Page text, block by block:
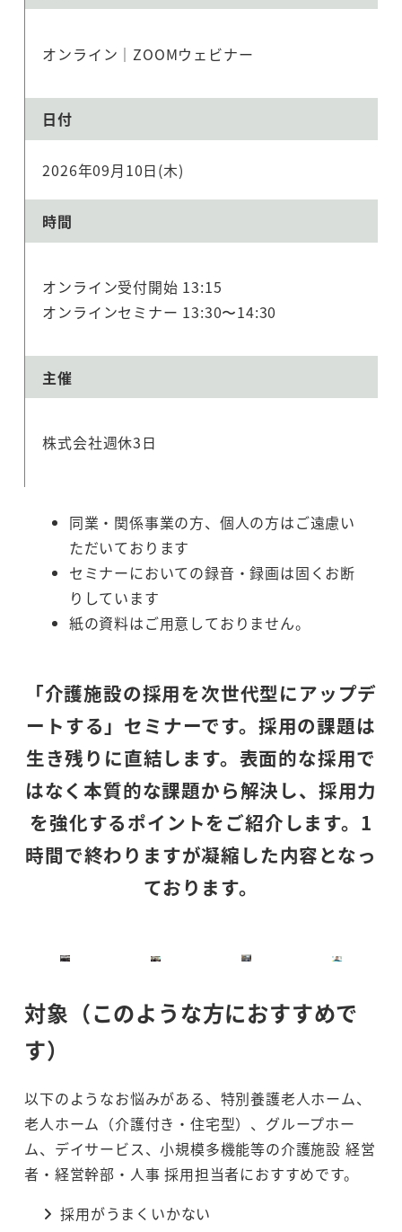
オンライン｜ZOOMウェビナー
日付
2026年09月10日(木)
時間
オンライン受付開始 13:15
オンラインセミナー 13:30〜14:30
主催
株式会社週休3日
同業・関係事業の方、個人の方はご遠慮い
ただいております
セミナーにおいての録音・録画は固くお断
りしています
紙の資料はご用意しておりません。
「介護施設の採用を次世代型にアップデ
ートする」セミナーです。採用の課題は
生き残りに直結します。表面的な採用で
はなく本質的な課題から解決し、採用力
を強化するポイントをご紹介します。1
時間で終わりますが凝縮した内容となっ
ております。
対象（このような方におすすめで
す）
以下のようなお悩みがある、特別養護老人ホーム、
老人ホーム（介護付き・住宅型）、グループホー
ム、デイサービス、小規模多機能等の介護施設 経営
者・経営幹部・人事 採用担当者におすすめです。
採用がうまくいかない